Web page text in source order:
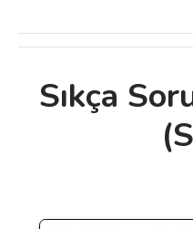
Bu ürüne ilk
Bu ürünün fiyat
açıklamalarında ve
gördüğünüz
Sıkça